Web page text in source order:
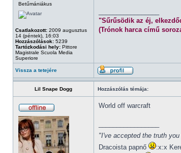
Betűmániákus
Csatlakozott: 2009 augusztus
14 (péntek), 16:03
Hozzászólások: 5239
Tartózkodási hely: Pittore
Magistrale Scuola Media
Superiore
"Sűrűsödik az éj,
(Trónok harca című
Vissza a tetejére
Lil Snape Dogg Hozzászólás témája:
World off warcraft
"I've accepted the truth
Dracoista papnő
:x:x